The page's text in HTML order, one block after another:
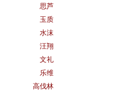
思芦
玉质
水沫
汪翔
文礼
乐维
高伐林